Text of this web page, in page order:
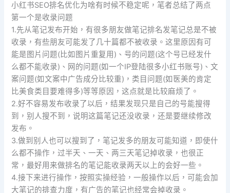
小红书SEO排名优化为啥有时候不稳定呢，笔者总结了两点
第一个是收录问题
1.先从笔记发布开始，有很多朋友做笔记排名发笔记总是不被
收录，有些朋友可能发了几十篇都不被收录。这里原因有可
能是图片问题(比如图片重复用)、号的问题(这个号已经发什
么都不能收录)、网的问题(如一个IP登陆很多小红书账号)、文
案问题(如文案中广告成分比较重)，类目问题(如医美的肯定
比美食类目要难得多)等等原因，这点就是比较麻烦了。
2.好不容易发布收录了以后，结果发现只是自己的号能搜得
到，别人搜不到，说明这篇笔记还没收录，还是要继续修改
发布。
3.做到别人也可以搜到了，笔记发多的朋友可能知道，即使什
么都不操作，过半天、一天、两三天笔记掉收录，也很正
常，最好用来做排名的笔记能收录两天以上的会好一些。
4.接下来进行操作，按照实操经验，一般操作以后，可能会加
大笔记的排查力度，有广告的笔记也经常会掉收录。